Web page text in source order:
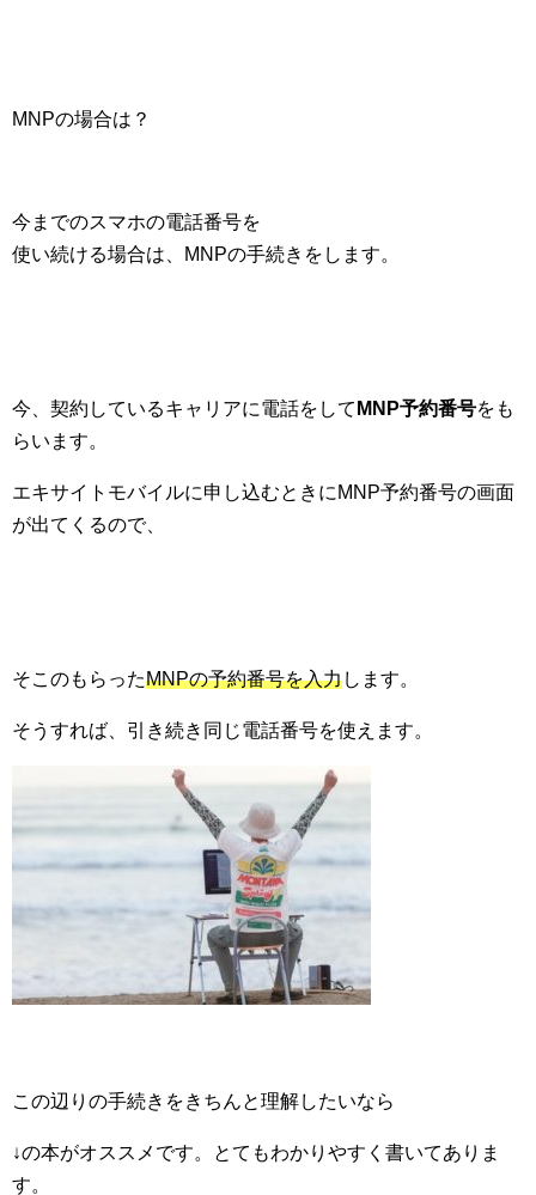
MNPの場合は？
今までのスマホの電話番号を
使い続ける場合は、MNPの手続きをします。
今、契約しているキャリアに電話をして MNP予約番号をも
らいます。
エキサイトモバイルに申し込むときにMNP予約番号の画面
が出てくるので、
そこのもらったMNPの予約番号を入力します。
そうすれば、引き続き同じ電話番号を使えます。
この辺りの手続きをきちんと理解したいなら
↓の本がオススメです。とてもわかりやすく書いてありま
す。